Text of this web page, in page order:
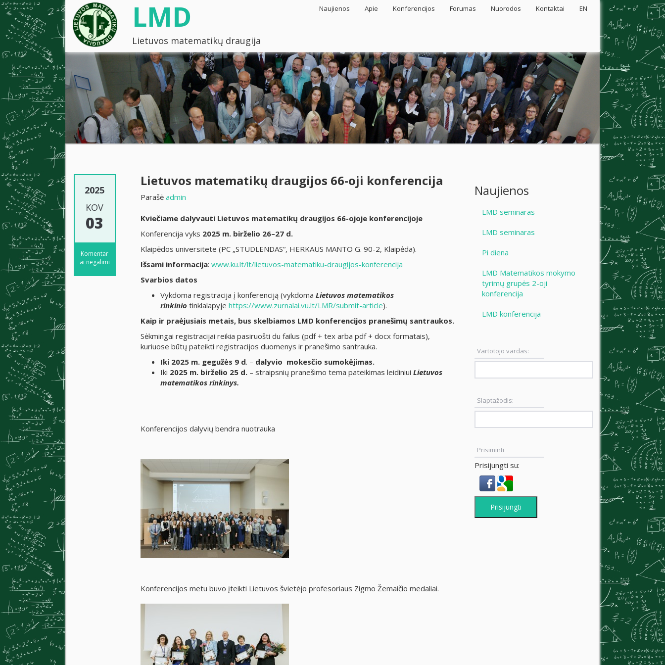
LMD
Lietuvos matematikų draugija
Naujienos Apie Konferencijos Forumas Nuorodos Kontaktai EN
2025
KOV
03
Komentar
ai negalimi
Lietuvos matematikų draugijos 66-oji konferencija
Parašė admin
Kviečiame dalyvauti Lietuvos matematikų draugijos 66-ojoje konferencijoje
Konferencija vyks 2025 m. birželio 26–27 d.
Klaipėdos universitete (PC „STUDLENDAS“, HERKAUS MANTO G. 90-2, Klaipėda).
Išsami informacija: www.ku.lt/lt/lietuvos-matematiku-draugijos-konferencija
Svarbios datos
Vykdoma registracija į konferenciją (vykdoma Lietuvos matematikos
rinkinio tinklalapyje https://www.zurnalai.vu.lt/LMR/submit-article).
Kaip ir praėjusiais metais, bus skelbiamos LMD konferencijos pranešimų santraukos.
Sėkmingai registracijai reikia pasiruošti du failus (pdf + tex arba pdf + docx formatais),
kuriuose būtų pateikti registracijos duomenys ir pranešimo santrauka.
Iki 2025 m. gegužės 9 d. – dalyvio mokesčio sumokėjimas.
Iki 2025 m. birželio 25 d. – straipsnių pranešimo tema pateikimas leidiniui Lietuvos
matematikos rinkinys.
Konferencijos dalyvių bendra nuotrauka
Konferencijos metu buvo įteikti Lietuvos švietėjo profesoriaus Zigmo Žemaičio medaliai.
Naujienos
LMD seminaras
LMD seminaras
Pi diena
LMD Matematikos mokymo
tyrimų grupės 2-oji
konferencija
LMD konferencija
Vartotojo vardas:
Slaptažodis:
Prisiminti
Prisijungti su:
Prisijungti